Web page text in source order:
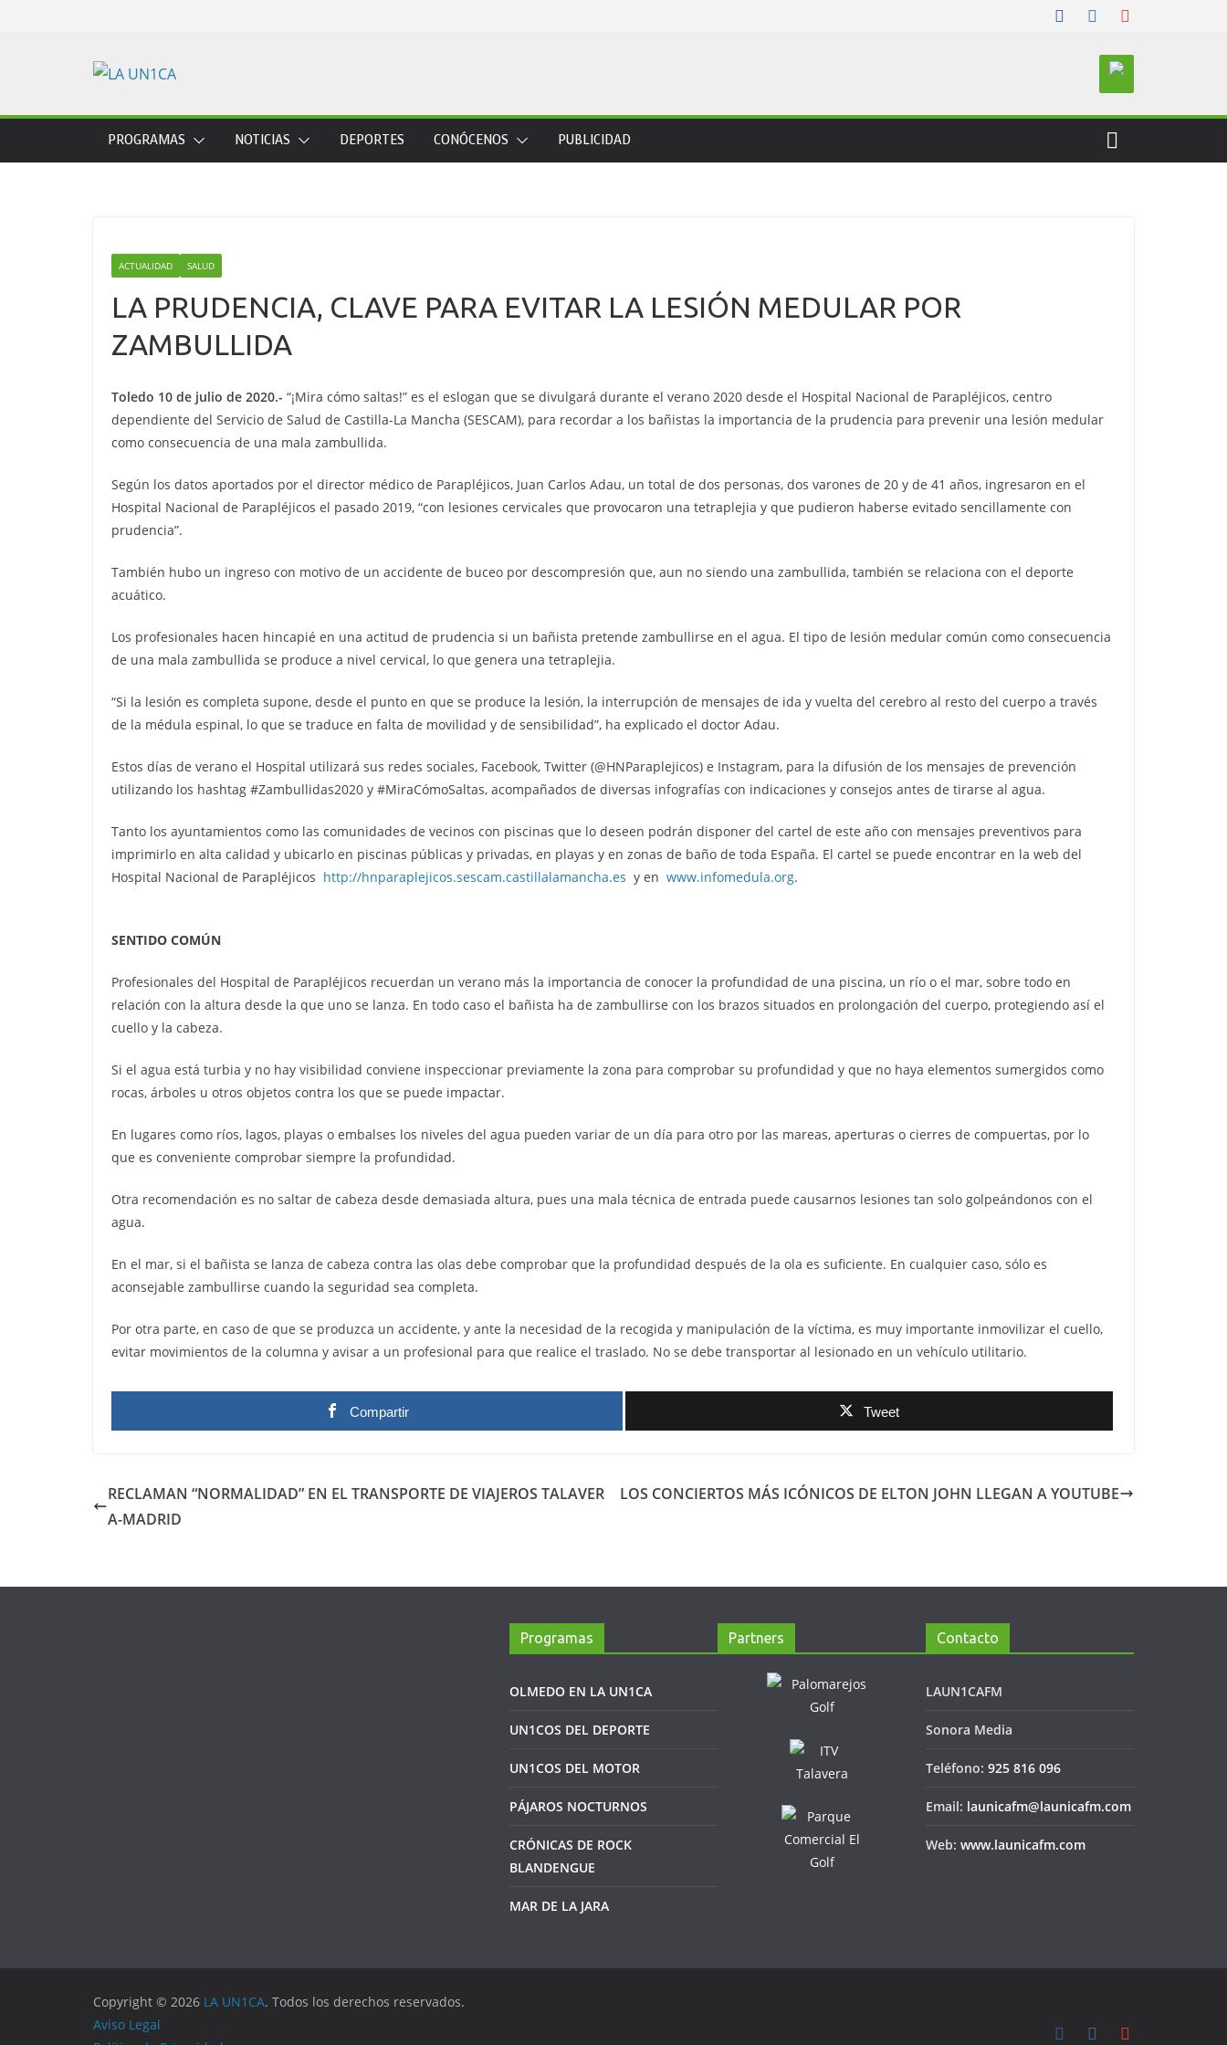
PROGRAMAS NOTICIAS DEPORTES CONÓCENOS PUBLICIDAD
ACTUALIDAD SALUD
LA PRUDENCIA, CLAVE PARA EVITAR LA LESIÓN MEDULAR POR
ZAMBULLIDA
Toledo 10 de julio de 2020.- “¡Mira cómo saltas!” es el eslogan que se divulgará durante el verano 2020 desde el Hospital Nacional de Parapléjicos, centro
dependiente del Servicio de Salud de Castilla-La Mancha (SESCAM), para recordar a los bañistas la importancia de la prudencia para prevenir una lesión medular
como consecuencia de una mala zambullida.
Según los datos aportados por el director médico de Parapléjicos, Juan Carlos Adau, un total de dos personas, dos varones de 20 y de 41 años, ingresaron en el
Hospital Nacional de Parapléjicos el pasado 2019, “con lesiones cervicales que provocaron una tetraplejia y que pudieron haberse evitado sencillamente con
prudencia”.
También hubo un ingreso con motivo de un accidente de buceo por descompresión que, aun no siendo una zambullida, también se relaciona con el deporte
acuático.
Los profesionales hacen hincapié en una actitud de prudencia si un bañista pretende zambullirse en el agua. El tipo de lesión medular común como consecuencia
de una mala zambullida se produce a nivel cervical, lo que genera una tetraplejia.
“Si la lesión es completa supone, desde el punto en que se produce la lesión, la interrupción de mensajes de ida y vuelta del cerebro al resto del cuerpo a través
de la médula espinal, lo que se traduce en falta de movilidad y de sensibilidad”, ha explicado el doctor Adau.
Estos días de verano el Hospital utilizará sus redes sociales, Facebook, Twitter (@HNParaplejicos) e Instagram, para la difusión de los mensajes de prevención
utilizando los hashtag #Zambullidas2020 y #MiraCómoSaltas, acompañados de diversas infografías con indicaciones y consejos antes de tirarse al agua.
Tanto los ayuntamientos como las comunidades de vecinos con piscinas que lo deseen podrán disponer del cartel de este año con mensajes preventivos para
imprimirlo en alta calidad y ubicarlo en piscinas públicas y privadas, en playas y en zonas de baño de toda España. El cartel se puede encontrar en la web del
Hospital Nacional de Parapléjicos http://hnparaplejicos.sescam.castillalamancha.es y en www.infomedula.org.
SENTIDO COMÚN
Profesionales del Hospital de Parapléjicos recuerdan un verano más la importancia de conocer la profundidad de una piscina, un río o el mar, sobre todo en
relación con la altura desde la que uno se lanza. En todo caso el bañista ha de zambullirse con los brazos situados en prolongación del cuerpo, protegiendo así el
cuello y la cabeza.
Si el agua está turbia y no hay visibilidad conviene inspeccionar previamente la zona para comprobar su profundidad y que no haya elementos sumergidos como
rocas, árboles u otros objetos contra los que se puede impactar.
En lugares como ríos, lagos, playas o embalses los niveles del agua pueden variar de un día para otro por las mareas, aperturas o cierres de compuertas, por lo
que es conveniente comprobar siempre la profundidad.
Otra recomendación es no saltar de cabeza desde demasiada altura, pues una mala técnica de entrada puede causarnos lesiones tan solo golpeándonos con el
agua.
En el mar, si el bañista se lanza de cabeza contra las olas debe comprobar que la profundidad después de la ola es suficiente. En cualquier caso, sólo es
aconsejable zambullirse cuando la seguridad sea completa.
Por otra parte, en caso de que se produzca un accidente, y ante la necesidad de la recogida y manipulación de la víctima, es muy importante inmovilizar el cuello,
evitar movimientos de la columna y avisar a un profesional para que realice el traslado. No se debe transportar al lesionado en un vehículo utilitario.
Compartir Tweet
RECLAMAN “NORMALIDAD” EN EL TRANSPORTE DE VIAJEROS TALAVER
A-MADRID
LOS CONCIERTOS MÁS ICÓNICOS DE ELTON JOHN LLEGAN A YOUTUBE
Programas
OLMEDO EN LA UN1CA
UN1COS DEL DEPORTE
UN1COS DEL MOTOR
PÁJAROS NOCTURNOS
CRÓNICAS DE ROCK
BLANDENGUE
MAR DE LA JARA
Partners Contacto
LAUN1CAFM
Sonora Media
Teléfono: 925 816 096
Email: launicafm@launicafm.com
Web: www.launicafm.com
Copyright © 2026 LA UN1CA. Todos los derechos reservados.
Aviso Legal